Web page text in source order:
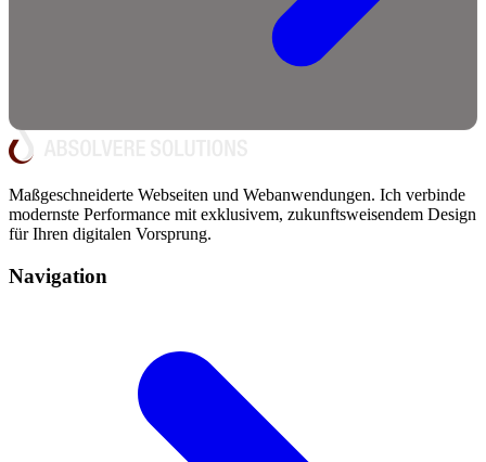
Maßgeschneiderte Webseiten und Webanwendungen. Ich verbinde
modernste Performance mit exklusivem, zukunftsweisendem Design
für Ihren digitalen Vorsprung.
Navigation